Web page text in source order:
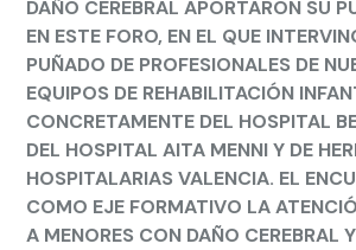
DAÑO CEREBRAL APORTARON SU
EN ESTE FORO, EN EL QUE
PUÑADO DE PROFESIONALES DE
EQUIPOS DE REHABILITACIÓN
CONCRETAMENTE DEL HOSPITAL
DEL HOSPITAL AITA MENNI Y DE
HOSPITALARIAS VALENCIA. EL
COMO EJE FORMATIVO LA
A MENORES CON DAÑO CEREBRAL